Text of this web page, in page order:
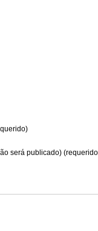
será publicado)